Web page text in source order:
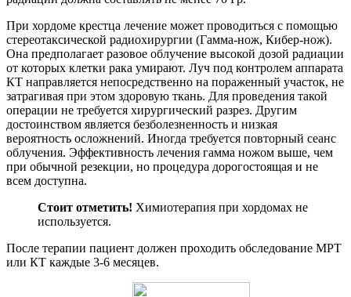
При хордоме крестца лечение может проводиться с помощью
стереотаксической радиохирургии (Гамма-нож, Кибер-нож).
Она предполагает разовое облучение высокой дозой радиации
от которых клетки рака умирают. Луч под контролем аппарата
КТ направляется непосредственно на пораженный участок, не
затрагивая при этом здоровую ткань. Для проведения такой
операции не требуется хирургический разрез. Другим
достоинством является безболезненность и низкая
вероятность осложнений. Иногда требуется повторный сеанс
облучения. Эффективность лечения гамма ножом выше, чем
при обычной резекции, но процедура дорогостоящая и не
всем доступна.
Стоит отметить! Химиотерапия при хордомах не
используется.
После терапии пациент должен проходить обследование МРТ
или КТ каждые 3-6 месяцев.